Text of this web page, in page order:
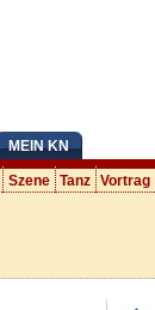
MEIN KN
Szene Tanz Vortrag